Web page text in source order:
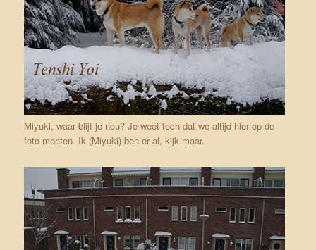
Miyuki, waar blijf je nou? Je weet toch dat we altijd hier op de
foto moeten. Ik (Miyuki) ben er al, kijk maar.